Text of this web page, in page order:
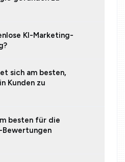
KI-Marketing-
sich am besten,
Kunden zu
besten für die
Bewertungen